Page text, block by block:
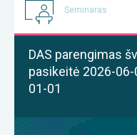
Seminaras
DAS parengimas
pasikeitė 2026-
01-01